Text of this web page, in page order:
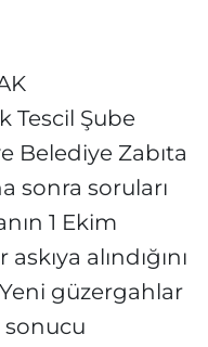
Tescil Şube
Belediye Zabıta
sonra soruları
1 Ekim
alındığını
güzergahlar
sonucu